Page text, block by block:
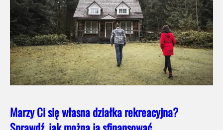
Marzy Ci się własna działka rekreacyjna?